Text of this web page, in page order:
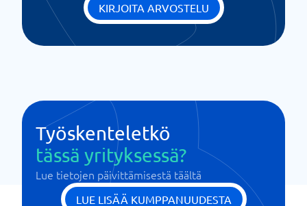
KIRJOITA ARVOSTELU
Työskenteletkö
tässä yrityksessä?
Lue tietojen päivittämisestä täältä
LUE LISÄÄ KUMPPANUUDESTA